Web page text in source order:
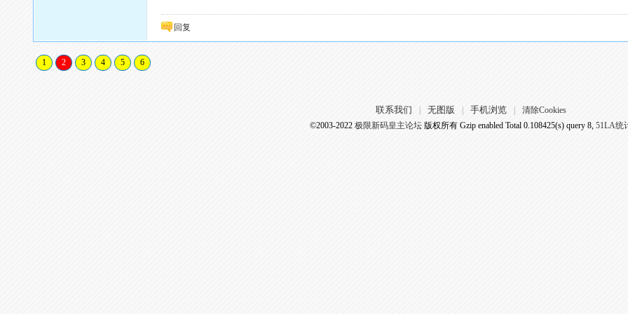
回复
1 2 3 4 5 6
联系我们 无图版 手机浏览
清除Cookies
©2003-2022 极限新码皇主论坛版权所有 Gzip enabled Total 0.108425(s) query 8, 51LA统